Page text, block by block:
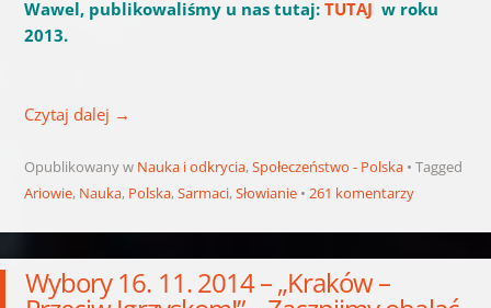
Wawel, publikowaliśmy u nas tutaj: TUTAJ w roku
2013.
Czytaj dalej →
Opublikowany w Nauka i odkrycia,Społeczeństwo - Polska
Tagged
Ariowie, Nauka, Polska,Sarmaci,Słowianie 261 komentarzy
Wybory 16. 11. 2014 – „Kraków –